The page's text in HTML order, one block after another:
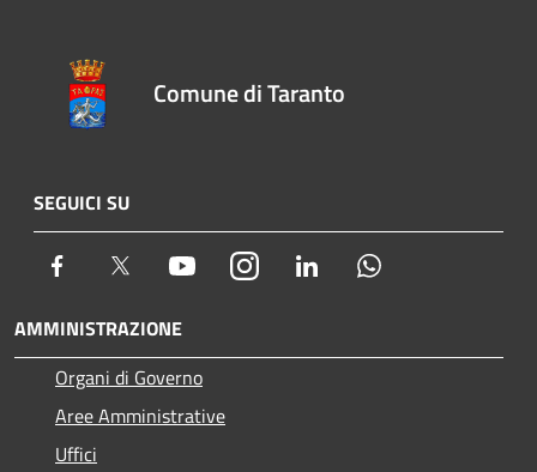
Comune di Taranto
SEGUICI SU
Facebook Twitter YoutubeInstagram LinkedIn
AMMINISTRAZIONE
Organi di Governo
Aree Amministrative
Uffici